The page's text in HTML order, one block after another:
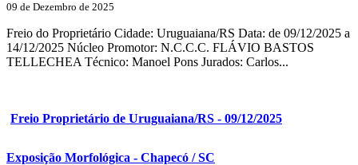
09 de Dezembro de 2025
Freio do Proprietário Cidade: Uruguaiana/RS Data: de 09/12/2025 a
14/12/2025 Núcleo Promotor: N.C.C.C. FLÁVIO BASTOS
TELLECHEA Técnico: Manoel Pons Jurados: Carlos...
Freio Proprietário de Uruguaiana/RS - 09/12/2025
Exposição Morfológica - Chapecó / SC